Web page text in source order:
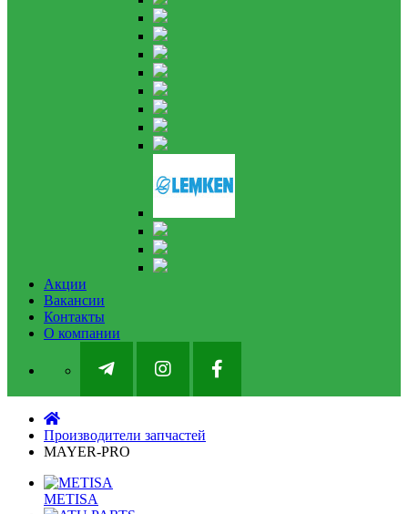
Акции
Вакансии
Контакты
О компании
Производители запчастей
MAYER-PRO
METISA